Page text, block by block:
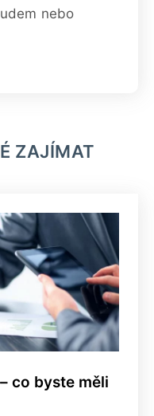
nebo
ZAJÍMAT
co byste měli